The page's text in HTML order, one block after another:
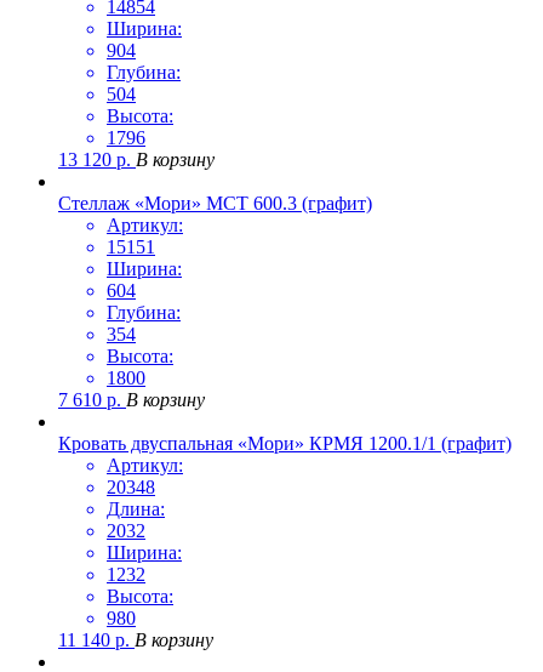
14854
Ширина:
904
Глубина:
504
Высота:
1796
13 120 р. В корзину
Стеллаж «Мори» МСТ 600.3 (графит)
Артикул:
15151
Ширина:
604
Глубина:
354
Высота:
1800
7 610 р. В корзину
Кровать двуспальная «Мори» КРМЯ 1200.1/1 (графит)
Артикул:
20348
Длина:
2032
Ширина:
1232
Высота:
980
11 140 р. В корзину